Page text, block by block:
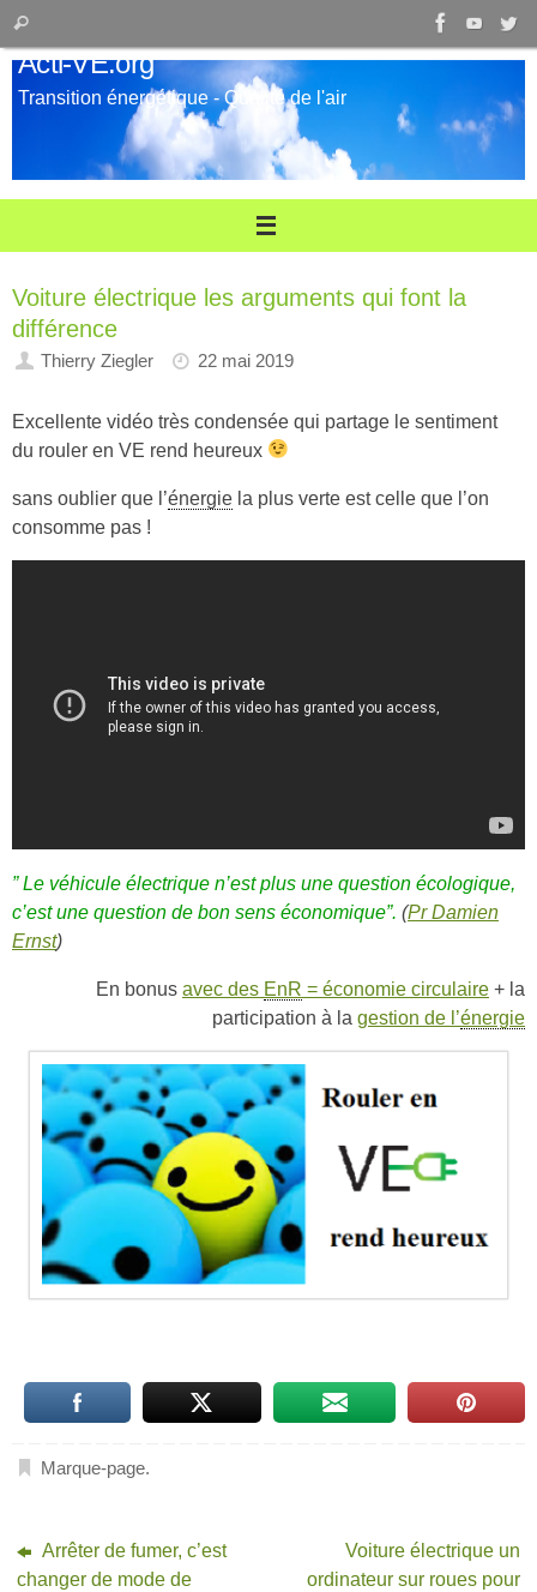
Passer
au
contenu
pour
:
Rechercher
Acti-VE.org
Transition énergétique - Qualité de l'air
Voiture électrique les arguments qui font la
différence
Thierry Ziegler 22 mai 2019
Excellente vidéo très condensée qui partage le sentiment
du rouler en VE rend heureux
sans oublier que l’énergie la plus verte est celle que l’on
consomme pas !
”Le véhicule électrique n’est plus une question écologique,
c’est une question de bon sens économique”. (Pr Damien
Ernst)
En bonus avec des EnR = économie circulaire + la
participation à la gestion de l’énergie
Marque-page.
Arrêter de fumer, c’est
changer de mode de
Voiture électrique un
ordinateur sur roues pour